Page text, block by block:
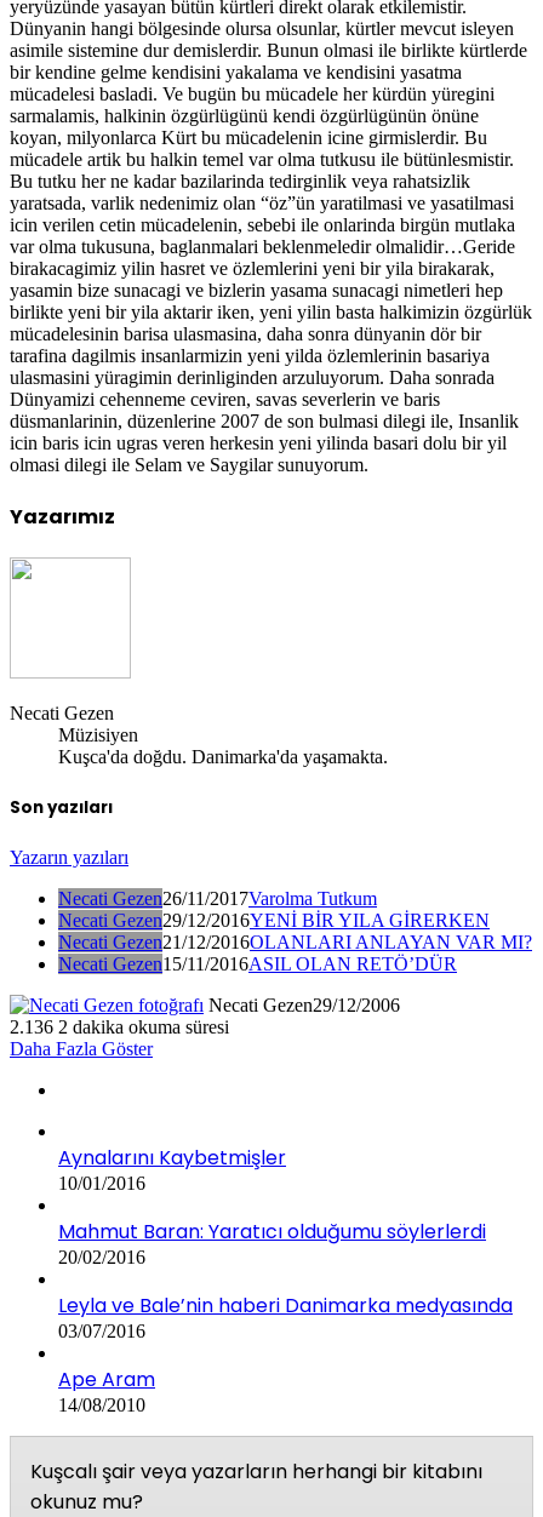
yeryüzünde yasayan bütün kürtleri direkt olarak etkilemistir.
Dünyanin hangi bölgesinde olursa olsunlar, kürtler mevcut isleyen
asimile sistemine dur demislerdir. Bunun olmasi ile birlikte kürtlerde
bir kendine gelme kendisini yakalama ve kendisini yasatma
mücadelesi basladi. Ve bugün bu mücadele her kürdün yüregini
sarmalamis, halkinin özgürlügünü kendi özgürlügünün önüne
koyan, milyonlarca Kürt bu mücadelenin icine girmislerdir. Bu
mücadele artik bu halkin temel var olma tutkusu ile bütünlesmistir.
Bu tutku her ne kadar bazilarinda tedirginlik veya rahatsizlik
yaratsada, varlik nedenimiz olan “öz”ün yaratilmasi ve yasatilmasi
icin verilen cetin mücadelenin, sebebi ile onlarinda birgün mutlaka
var olma tukusuna, baglanmalari beklenmeledir olmalidir…Geride
birakacagimiz yilin hasret ve özlemlerini yeni bir yila birakarak,
yasamin bize sunacagi ve bizlerin yasama sunacagi nimetleri hep
birlikte yeni bir yila aktarir iken, yeni yilin basta halkimizin özgürlük
mücadelesinin barisa ulasmasina, daha sonra dünyanin dör bir
tarafina dagilmis insanlarmizin yeni yilda özlemlerinin basariya
ulasmasini yüragimin derinliginden arzuluyorum. Daha sonrada
Dünyamizi cehenneme ceviren, savas severlerin ve baris
düsmanlarinin, düzenlerine 2007 de son bulmasi dilegi ile, Insanlik
icin baris icin ugras veren herkesin yeni yilinda basari dolu bir yil
olmasi dilegi ile Selam ve Saygilar sunuyorum.
Yazarımız
Necati Gezen
Müzisiyen
Kuşca'da doğdu. Danimarka'da yaşamakta.
Son yazıları
Yazarın yazıları
Necati Gezen26/11/2017Varolma Tutkum
Necati Gezen29/12/2016YENİ BİR YILA GİRERKEN
Necati Gezen21/12/2016OLANLARI ANLAYAN VAR MI?
Necati Gezen15/11/2016ASIL OLAN RETÖ’DÜR
Necati Gezen29/12/2006
2.136 2 dakika okuma süresi
Daha Fazla Göster
Aynalarını Kaybetmişler
10/01/2016
Mahmut Baran: Yaratıcı olduğumu söylerlerdi
20/02/2016
Leyla ve Bale’nin haberi Danimarka medyasında
03/07/2016
Ape Aram
14/08/2010
Kuşcalı şair veya yazarların herhangi bir kitabını
okunuz mu?